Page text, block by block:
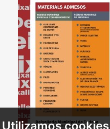
Utilizamos cookies